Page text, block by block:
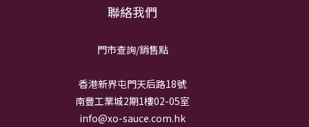
聯絡我們
門市查詢/銷售點
香港新界屯門天后路18號
南豐工業城2期1樓02-05室
info@xo-sauce.com.hk